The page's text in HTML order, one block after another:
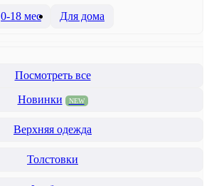
0-18 мес
Для дома
Посмотреть все
Новинки
NEW
Верхняя одежда
Толстовки